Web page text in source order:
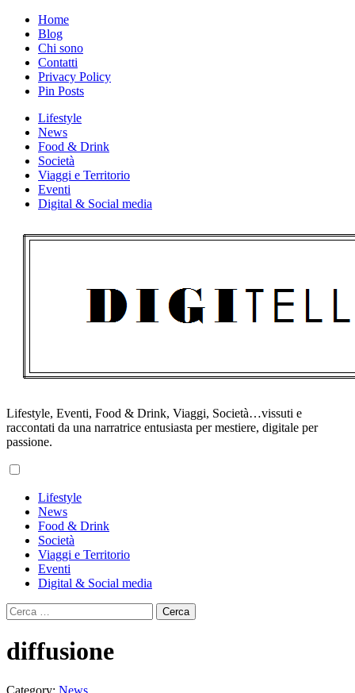
Skip
content
Home
Blog
Chi sono
Contatti
Privacy Policy
Pin Posts
Lifestyle
News
Food & Drink
Società
Viaggi e Territorio
Eventi
Digital & Social media
Lifestyle, Eventi, Food & Drink, Viaggi, Società…vissuti e
raccontati da una narratrice entusiasta per mestiere, digitale per
passione.
Menu
Lifestyle
News
Food & Drink
Società
Viaggi e Territorio
Eventi
Digital & Social media
Ricerca
per:
diffusione
Category: News